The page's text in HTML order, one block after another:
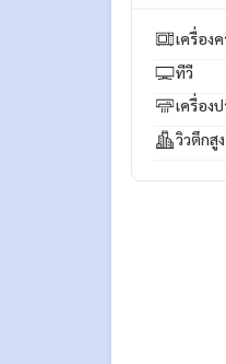
** รับฝาก
เครื่องค
ทีวี
เครื่อง
วิวตึกสูง